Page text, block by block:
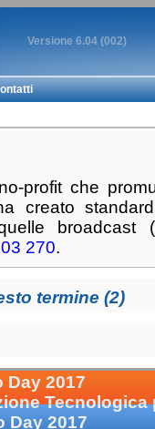
Versione 6.04 (002)
profit che
creato
broadcast
270.
termine (2)
Day 2017
Tecnologica
Day 2017